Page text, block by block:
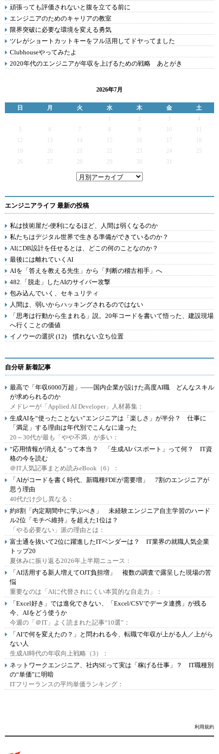
頑張っても評価されないと腹を立てる前に
エンジニアのためのキャリアの教室
限界突破に必要な環境を変える勇気
ツレがショートカットキーをフル活用してドヤってました
Clubhouseやってみたよ
2020年代のエンジニアが年収を上げるための戦略 あとがき
2026年7月
日 月 火 水 木 金
土
2 3
4
5
6 7 9
12
13 14 15 16 17
19
20 21 22 23 24
25
26
27 28 29 30 31
エンジニアライフ 最新の投稿
私は技術屋だ-便利になるほど、人間は弱くなるのか
私たちはデジタル世界で生きる準備ができているのか？
AIにDB設計を任せるとは、どこの何のことなのか？
最後には離れていくAI
AIを「答えを教える先生」から「判断の稽古相手」へ
482.「脱走」したAIのサイバー攻撃
包み込んでいく、セキュリティ
人間は、弱いからハッキングされるのではない
「思考は行動から生まれる」説。20年コードを書いて悟った、建設現場
へ行くことの価値
イノウーの選択 (12) 慣れない立ち位置
自分研 新着記事
最高で「年収6000万超」――国内企業が設けた高度AI職 どんなスキル
が求められるのか
メドレーが「Applied AI Developer」人材募集：
生成AIを“使ったことない”エンジニアは「楽しさ」が半分？ 仕事に
「満足」する理由は年代別でこんなに違った
20～30代が最も「やや不満」が多い：
“応用情報が消える”って本当？ 「生成AIパスポート」って何？ IT資
格の今を読む
＠IT人気記事まとめ読みeBook（6）：
「AIがコードを書く時代、新職種FDEが需要増」 7割のエンジニアが
思う理由
40代だけ少し異なる：
約8割「内定期間中に学ぶべき」 未経験エンジニア自主学習のハード
ル2位「モチベ維持」を超えた1位は？
「やる必要ない」派の理由とは：
富士通を抜いて2位に躍進したITベンダーは？ IT業界の就職人気企業
トップ20
夏休みに振り返る2026年上半期ニュース：
「AI活用する新人増えてOJT負担増」 複数の調査で露呈した現場の苦
悩
重要なのは「AIに代替されにくい本質的な自走力」：
「Excel好き」では進化できない、「Excel/CSVでデータ連携」が残る
今、AIをどう使うか
今週の「＠IT」よく読まれた記事“10選”：
「AIで何を変えたの？」と問われる今、転職で年収が上がる人／上がら
ない人
生成AI時代の年収向上戦略（3）：
ネットワークエンジニア、社内SEって実は「稼げる仕事」？ IT職種別
の“単価”に明暗
ITフリーランスの平均単価ランキング：
利用規約